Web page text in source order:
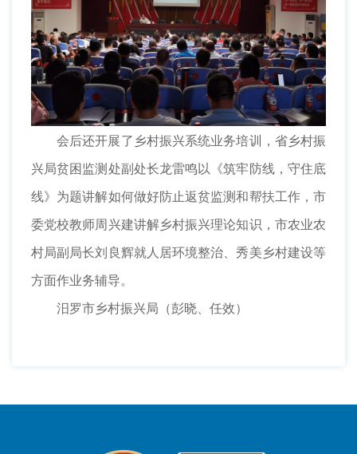
会后还开展了乡村振兴系统业务培训，省乡村振
兴局贫困监测处副处长龙雷鸣以《筑牢防线，守住底
线》为题讲解如何做好防止返贫监测和帮扶工作，市
委党校教师周兴建讲解乡村振兴理论知识，市农业农
村局副局长刘良辉就人居环境整治、秀美乡村建设等
方面作业务辅导。
汨罗市乡村振兴局（彭晓、任效）